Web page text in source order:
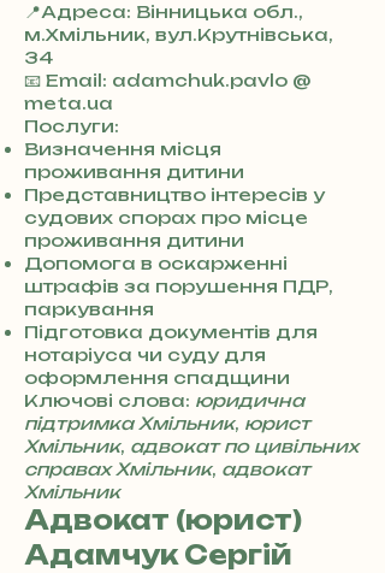
📍Адреса: Вінницька обл.,
м.Хмільник, вул.Крутнівська,
34
+
3
8
0
7
3
0
4
8
5
7
8
4
📧 Email: adamchuk.pavlo @
meta.ua
Послуги:
Визначення місця
проживання дитини
Представництво інтересів у
судових спорах про місце
проживання дитини
Допомога в оскарженні
штрафів за порушення ПДР,
паркування
Підготовка документів для
нотаріуса чи суду для
оформлення спадщини
Ключові слова: юридична
підтримка Хмільник, юрист
Хмільник, адвокат по цивільних
справах Хмільник, адвокат
Хмільник
Адвокат (юрист)
Адамчук Сергій